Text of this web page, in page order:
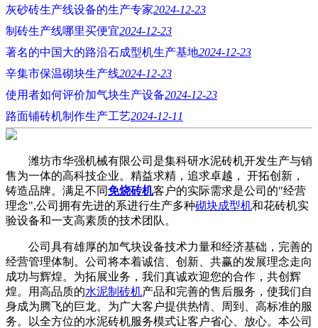
灰砂砖生产线设备的生产专家2024-12-23
制砖生产线哪里买便宜2024-12-23
著名的中国大的路沿石成型机生产基地2024-12-23
辛集市保温砌块生产线2024-12-23
使用者如何评价加气块生产设备2024-12-23
路面铺砖机制作生产工艺2024-12-11
潍坊市华强机械有限公司是集科研水泥砖机开发生产与销
售为一体的高科技企业。精益求精，追求卓越， 开拓创新，
铸造品牌。满足不同免烧砖机客户的实际需求是公司的"经营
理念",公司拥有先进的系进行生产多种砌块成型机和花砖机实
验设备和一支高素质的技术团队。
公司具有雄厚的加气块设备技术力量和经济基础，完善的
经营管理体制。公司将本着诚信、创新、共赢的发展理念走向
成功与辉煌。为拓展业务，我们真诚欢迎您的合作，共创辉
煌。用高品质的水泥制砖机产品和完善的售后服务，使我们自
身成为腾飞的巨龙。为广大客户提供热情、周到、高标准的服
务。以全方位的水泥砖机服务模式让客户省心、放心。本公司